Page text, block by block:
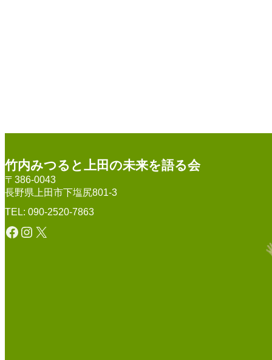
竹内みつると上田の未来を語る会
〒386-0043
長野県上田市下塩尻801-3
TEL: 090-2520-7863
Facebook Instagram X